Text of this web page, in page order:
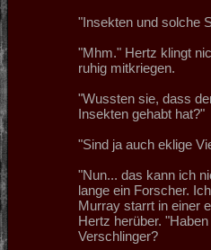
"Insekten und solche
"Mhm." Hertz klingt
ruhig mitkriegen.
"Wussten sie, dass
Insekten gehabt hat?"
"Sind ja auch eklige
"Nun... das kann ich
lange ein Forscher.
Murray starrt in einer
Hertz herüber.
Verschlinger?